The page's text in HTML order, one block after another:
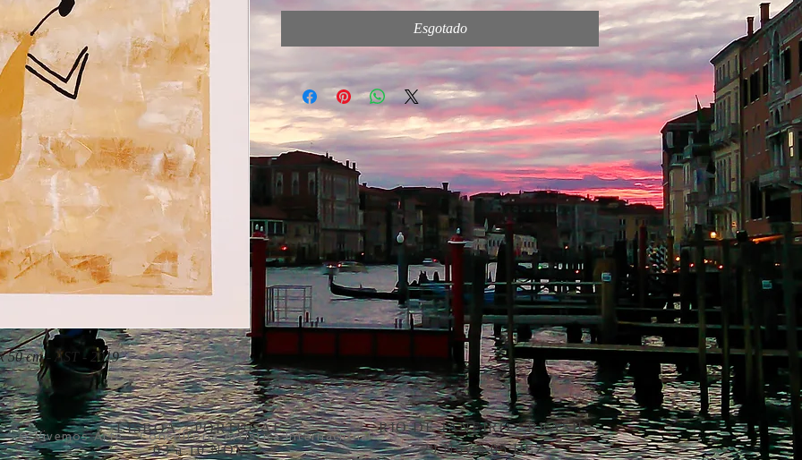
50 cm - AST - 2019
Esgotado
© Vivemos Arte - Consultoria Artística Internacional
LISBOA - PORTUGAL
03 a 10 NOV
RIO DE JANEIRO - BRASIL
29 Nov a 05 DEZ